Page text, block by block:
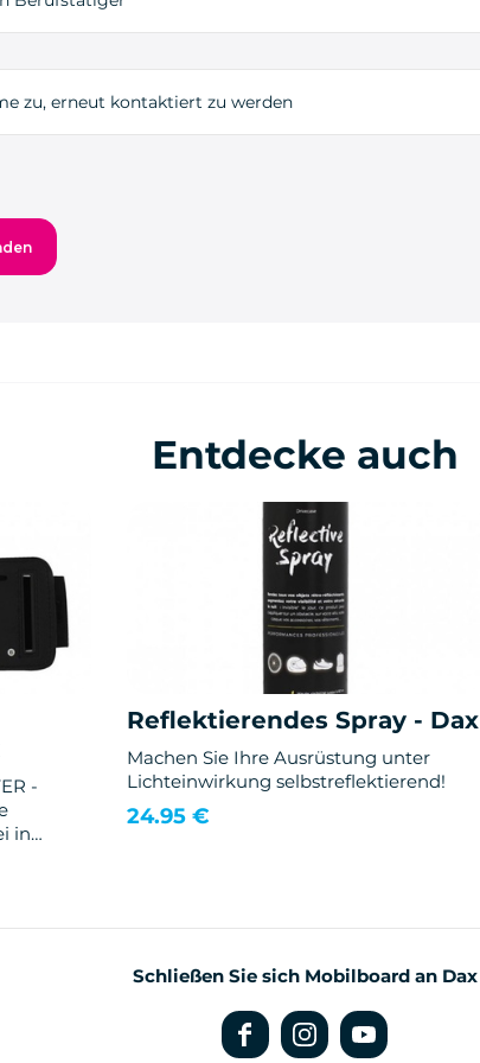
zu, erneut kontaktiert zu werden
Entdecke auch
-
in
Reflektierendes Spray - Dax
Machen Sie Ihre Ausrüstung unter
Lichteinwirkung selbstreflektierend!
24.95 €
Schließen Sie sich Mobilboard an Dax